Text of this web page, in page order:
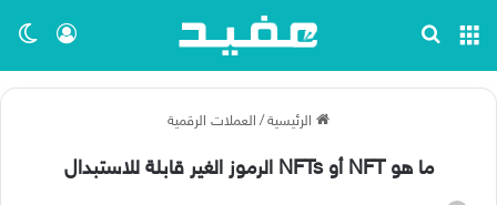
تسجيل القائمة
الرئيسية/ العملات الرقمية
ما هو NFT أو NFTs الرموز الغير قابلة للاستبدال